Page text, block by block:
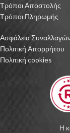
Τρόποι Αποστολής
Τρόποι Πληρωμής
Ασφάλεια
Πολιτική Απορρήτου
Πολιτική cookies
Η